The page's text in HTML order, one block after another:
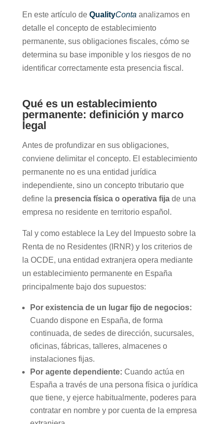
En este artículo de QualityConta analizamos en
detalle el concepto de establecimiento
permanente, sus obligaciones fiscales, cómo se
determina su base imponible y los riesgos de no
identificar correctamente esta presencia fiscal.
Qué es un establecimiento
permanente: definición y marco
legal
Antes de profundizar en sus obligaciones,
conviene delimitar el concepto. El establecimiento
permanente no es una entidad jurídica
independiente, sino un concepto tributario que
define la presencia física o operativa fijade una
empresa no residente en territorio español.
Tal y como establece la Ley del Impuesto sobre la
Renta de no Residentes (IRNR) y los criterios de
la OCDE, una entidad extranjera opera mediante
un establecimiento permanente en España
principalmente bajo dos supuestos:
Por existencia de un lugar fijo de negocios:
Cuando dispone en España, de forma
continuada, de sedes de dirección, sucursales,
oficinas, fábricas, talleres, almacenes o
instalaciones fijas.
Por agente dependiente: Cuando actúa en
España a través de una persona física o jurídica
que tiene, y ejerce habitualmente, poderes para
contratar en nombre y por cuenta de la empresa